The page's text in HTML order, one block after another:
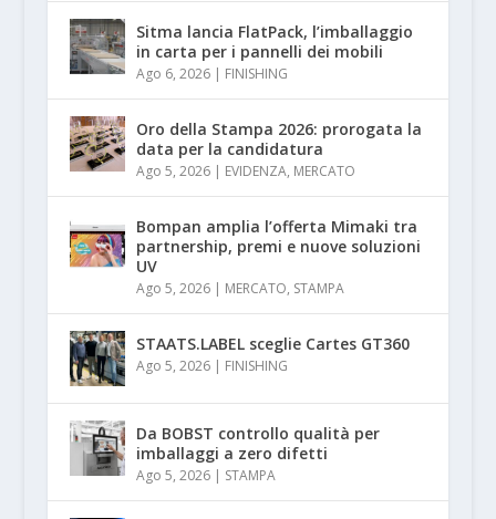
Sitma lancia FlatPack, l’imballaggio
in carta per i pannelli dei mobili
Ago 6, 2026| FINISHING
Oro della Stampa 2026: prorogata la
data per la candidatura
Ago 5, 2026| EVIDENZA, MERCATO
Bompan amplia l’offerta Mimaki tra
partnership, premi e nuove soluzioni
UV
Ago 5, 2026| MERCATO, STAMPA
STAATS.LABEL sceglie Cartes GT360
Ago 5, 2026| FINISHING
Da BOBST controllo qualità per
imballaggi a zero difetti
Ago 5, 2026| STAMPA